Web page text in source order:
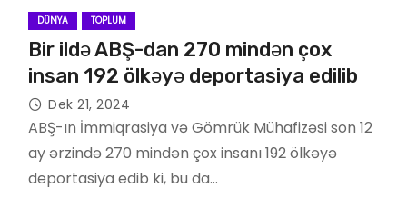
DÜNYA TOPLUM
Bir ildə ABŞ-dan 270 mindən çox
insan 192 ölkəyə deportasiya edilib
Dek 21, 2024
ABŞ-ın İmmiqrasiya və Gömrük Mühafizəsi son 12
ay ərzində 270 mindən çox insanı 192 ölkəyə
deportasiya edib ki, bu da…